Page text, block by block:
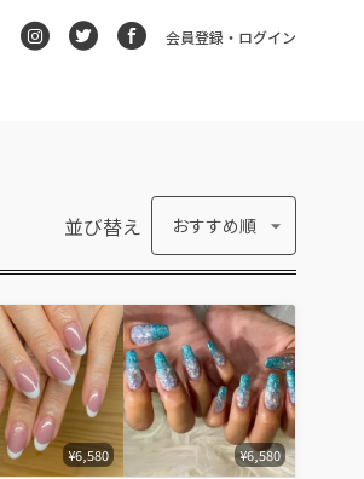
会員登録・ログイン
並び替え おすすめ順
¥6,580 ¥6,580